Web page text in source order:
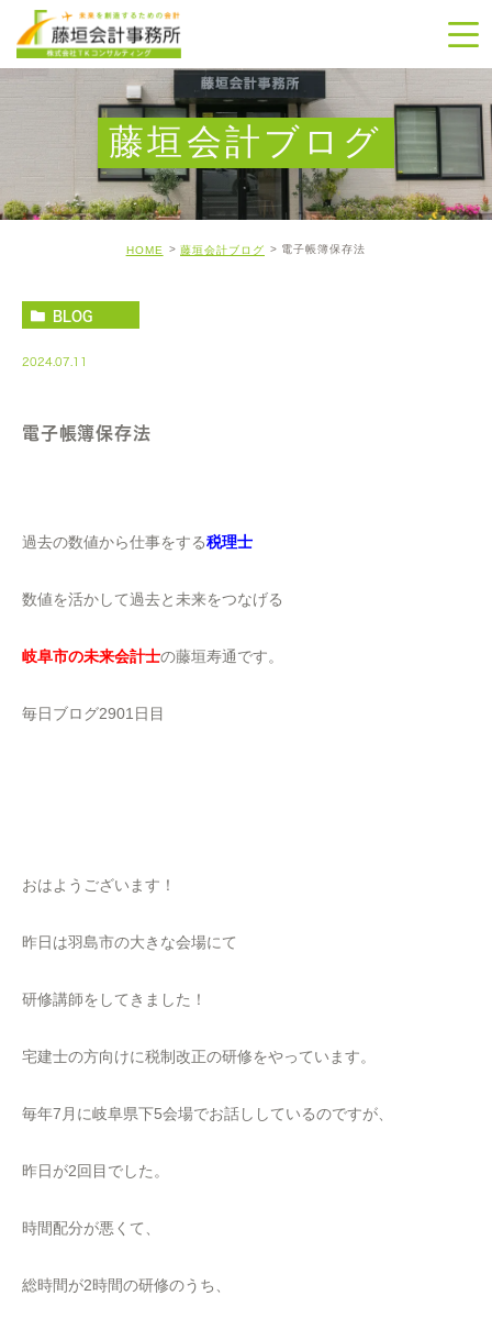
藤垣会計ブログ
HOME 藤垣会計ブログ 電子帳簿保存法
BLOG
2024.07.11
電子帳簿保存法
過去の数値から仕事をする税理士
数値を活かして過去と未来をつなげる
岐阜市の未来会計士の藤垣寿通です。
毎日ブログ2901日目
おはようございます！
昨日は羽島市の大きな会場にて
研修講師をしてきました！
宅建士の方向けに税制改正の研修をやっています。
毎年7月に岐阜県下5会場でお話ししているのですが、
昨日が2回目でした。
時間配分が悪くて、
総時間が2時間の研修のうち、